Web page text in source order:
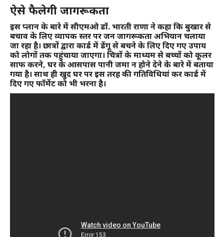
ऐसे फैलेगी जागरूकता
इस प्लान के बारे में सीएमओ डॉ. भारती राणा ने कहा कि बुखार से
बचाव के लिए व्यापक स्तर पर जन जागरूकता अभियान चलाया
जा रहा है। छात्रों द्वारा कार्ड में डेंगू से बचने के लिए दिए गए उपाय
को लोगों तक पहुंचाया जाएगा। चित्रों के माध्यम से बच्चों को कूलर
साफ करने, घर के आसपास पानी जमा न होने देने के बारे में बताया
गया है। साथ ही खुद घर पर इस तरह की गतिविधियां कर कार्ड में
दिए गए फॉर्मेट को भी भरना है।